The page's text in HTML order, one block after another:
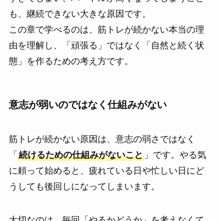
も、継続できない大きな原因です。
この章で学べるのは、筋トレが続かない本当の理
由を理解し、「頑張る」ではなく「自然と続く状
態」を作るための考え方です。
意志が弱いのではなく仕組みがない
筋トレが続かない原因は、意志の弱さではなく
「 続けるための仕組みがないこと」です。やる気
に頼って始めると、疲れている日や忙しい日にど
うしても後回しになってしまいます。